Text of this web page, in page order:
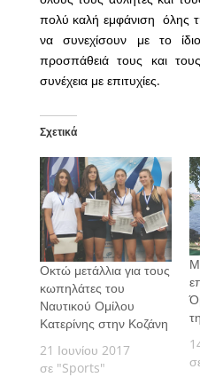
πολύ καλή εμφάνιση όλης
να συνεχίσουν με το
προσπάθειά τους και
συνέχεια με επιτυχίες.
Σχετικά
Οκτώ μετάλλια για τους
κωπηλάτες του
Ναυτικού Ομίλου
Κατερίνης στην Κοζάνη
21 Ιουνίου 2017
σε "Sports"